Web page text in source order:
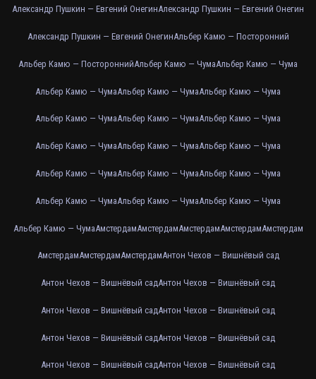
Александр Пушкин — Евгений ОнегинАлександр Пушкин — Евгений Онегин
Александр Пушкин — Евгений ОнегинАльбер Камю — Посторонний
Альбер Камю — ПостороннийАльбер Камю — ЧумаАльбер Камю — Чума
Альбер Камю — ЧумаАльбер Камю — ЧумаАльбер Камю — Чума
Альбер Камю — ЧумаАльбер Камю — ЧумаАльбер Камю — Чума
Альбер Камю — ЧумаАльбер Камю — ЧумаАльбер Камю — Чума
Альбер Камю — ЧумаАльбер Камю — ЧумаАльбер Камю — Чума
Альбер Камю — ЧумаАльбер Камю — ЧумаАльбер Камю — Чума
Альбер Камю — ЧумаАмстердамАмстердамАмстердамАмстердамАмстердам
АмстердамАмстердамАмстердамАнтон Чехов — Вишнёвый сад
Антон Чехов — Вишнёвый садАнтон Чехов — Вишнёвый сад
Антон Чехов — Вишнёвый садАнтон Чехов — Вишнёвый сад
Антон Чехов — Вишнёвый садАнтон Чехов — Вишнёвый сад
Антон Чехов — Вишнёвый садАнтон Чехов — Вишнёвый сад